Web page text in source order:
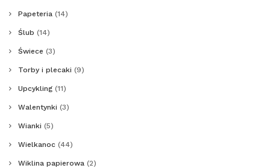
Papeteria (14)
Ślub (14)
Świece (3)
Torby i plecaki (9)
Upcykling (11)
Walentynki (3)
Wianki (5)
Wielkanoc (44)
Wiklina papierowa (2)